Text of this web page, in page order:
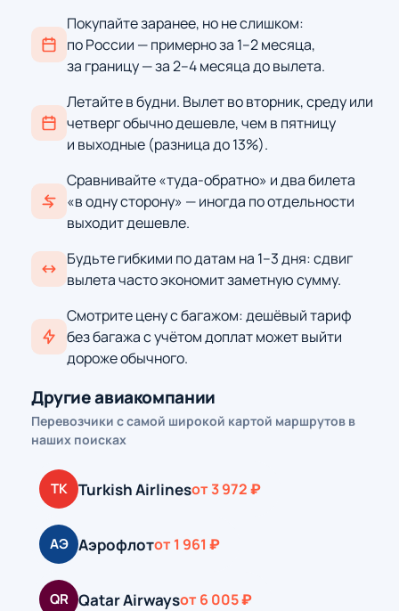
Покупайте заранее, но не слишком:
по России — примерно за 1–2 месяца,
за границу — за 2–4 месяца до вылета.
Летайте в будни. Вылет во вторник, среду или
четверг обычно дешевле, чем в пятницу
и выходные (разница до 13%).
Сравнивайте «туда-обратно» и два билета
«в одну сторону» — иногда по отдельности
выходит дешевле.
Будьте гибкими по датам на 1–3 дня: сдвиг
вылета часто экономит заметную сумму.
Смотрите цену с багажом: дешёвый тариф
без багажа с учётом доплат может выйти
дороже обычного.
Другие авиакомпании
Перевозчики с самой широкой картой маршрутов в
наших поисках
TK Turkish Airlinesот 3 972 ₽
АЭ Аэрофлотот 1 961 ₽
QR Qatar Airwaysот 6 005 ₽